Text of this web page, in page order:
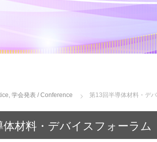
, 学会発表 / Conference 第13回半導体材料・デ
体材料・デバイスフォーラム